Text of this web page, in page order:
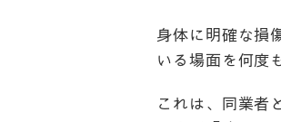
身体に明確な損
いる場面を何度
これは、同業者